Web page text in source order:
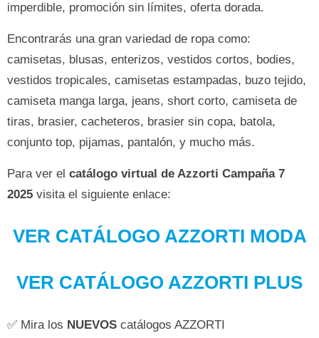
imperdible, promoción sin límites, oferta dorada.
Encontrarás una gran variedad de ropa como:
camisetas, blusas, enterizos, vestidos cortos, bodies,
vestidos tropicales, camisetas estampadas, buzo tejido,
camiseta manga larga, jeans, short corto, camiseta de
tiras, brasier, cacheteros, brasier sin copa, batola,
conjunto top, pijamas, pantalón, y mucho más.
Para ver el catálogo virtual de Azzorti Campaña 7
2025 visita el siguiente enlace:
VER CATÁLOGO AZZORTI MODA
VER CATÁLOGO AZZORTI PLUS
✅ Mira los NUEVOS catálogos AZZORTI